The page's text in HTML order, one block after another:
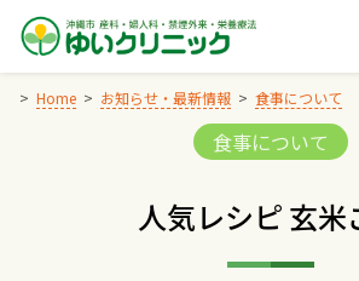
Skip
content
Home お知らせ・最新情報 食事について
Categories:
食事について
人気レシピ 玄米